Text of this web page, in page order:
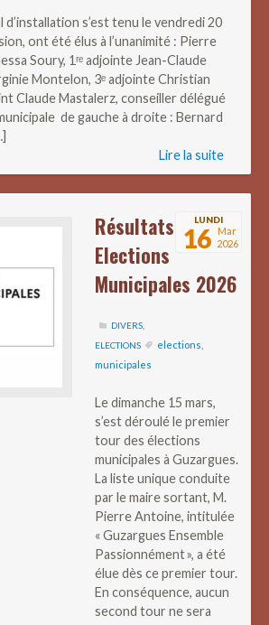
d’installation s’est tenu le vendredi 20
ont été élus à l’unanimité : Pierre
Soury, 1ʳᵉ adjointe Jean-Claude
Montelon, 3ᵉ adjointe Christian
Claude Mastalerz, conseiller délégué
de gauche à droite : Bernard
Lire la suite
LUNDI
16 Mar
2026
Résultats
Elections
Municipales 2026
DIVERS
ELECTIONS
elections
municipales
Le dimanche 15 mars,
s’est déroulé le premier
tour des élections
municipales à Guzargues.
La liste unique conduite
par le maire sortant, M.
Pierre Antoine, intitulée
« Guzargues Ensemble
Passionnément », a été
élue dès ce premier tour.
En conséquence, aucun
second tour ne sera